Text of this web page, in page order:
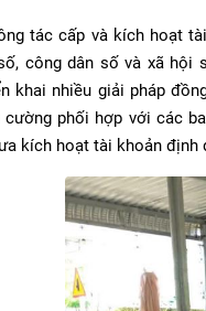
tác cấp và kích hoạt
công dân số và xã hội
khai nhiều giải pháp
phối hợp với các
kích hoạt tài khoản